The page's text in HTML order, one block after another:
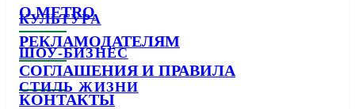
КУЛЬТУРА
ШОУ-БИЗНЕС
СТИЛЬ ЖИЗНИ
О METRO
РЕКЛАМОДАТЕЛЯМ
СОГЛАШЕНИЯ И ПРАВИЛА
КОНТАКТЫ